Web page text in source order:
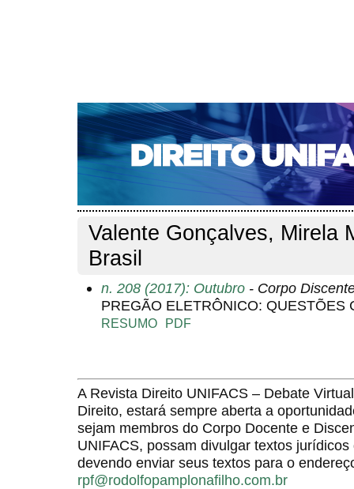
CAPA SOBRE ACESSO CADASTRO
NOTÍCIAS
EDIÇÕES DE Nº 1 A 100 WEBMAIL
Capa>Pesquisa> Perfil do autor
Perfil do autor
Valente Gonçalves, Mirela
Brasil
n. 208 (2017): Outubro - Corpo
PREGÃO ELETRÔNICO: QUESTÕES
RESUMO PDF
A Revista Direito UNIFACS – Debate
Direito, estará sempre aberta a
sejam membros do Corpo Docente e
UNIFACS, possam divulgar textos
devendo enviar seus textos para o
rpf@rodolfopamplonafilho.com.br